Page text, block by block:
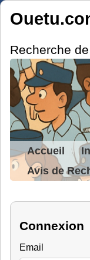
Recherche
Accueil
Avis de
Connexion
Email